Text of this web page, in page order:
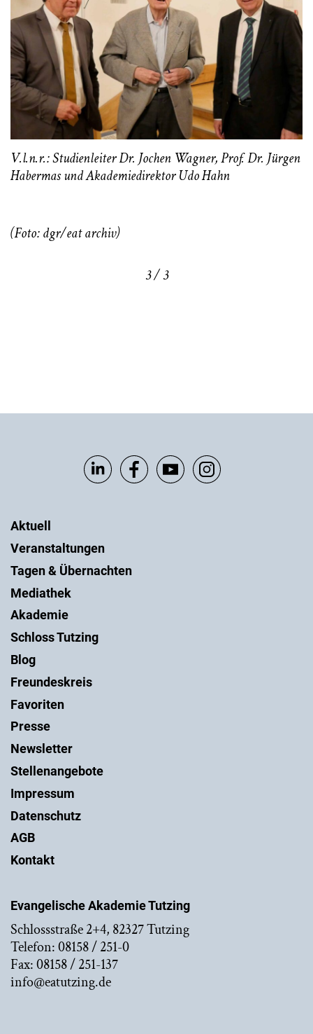
V.l.n.r.: Studienleiter Dr. Jochen Wagner, Prof. Dr. Jürgen
Habermas und Akademiedirektor Udo Hahn
(Foto: dgr/eat archiv)
3 / 3
Evangelische Akademie Tutzing
Schlossstraße 2+4, 82327 Tutzing
Telefon: 08158 / 251-0
Fax: 08158 / 251-137
info@eatutzing.de
Aktuell
Veranstaltungen
Tagen & Übernachten
Mediathek
Akademie
Schloss Tutzing
Blog
Freundeskreis
Favoriten
Presse
Newsletter
Stellenangebote
Impressum
Datenschutz
AGB
Kontakt